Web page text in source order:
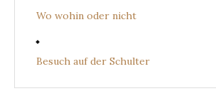
Wo wohin oder nicht
Besuch auf der Schulter